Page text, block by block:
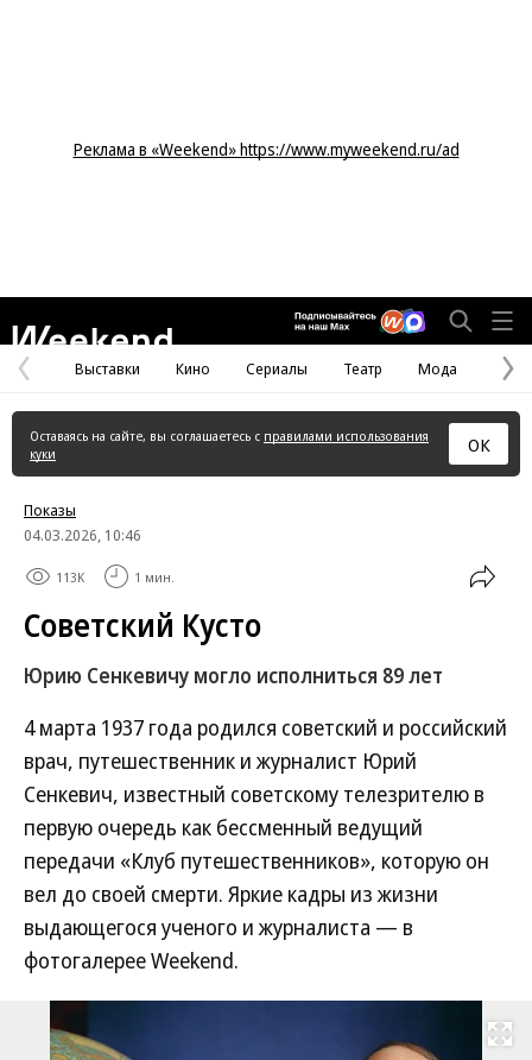
Реклама в «Weekend» https://www.myweekend.ru/ad
Предыдущая
страница
Выставки Кино Сериалы Театр Мода
Оставаясь на сайте, вы соглашаетесь с правилами использования
куки
ОК
Показы
04.03.2026, 10:46
113K 1 мин.
Советский Кусто
Юрию Сенкевичу могло исполниться 89 лет
4 марта 1937 года родился советский и российский
врач, путешественник и журналист Юрий
Сенкевич, известный советскому телезрителю в
первую очередь как бессменный ведущий
передачи «Клуб путешественников», которую он
вел до своей смерти. Яркие кадры из жизни
выдающегося ученого и журналиста — в
фотогалерее Weekend.
Развернуть